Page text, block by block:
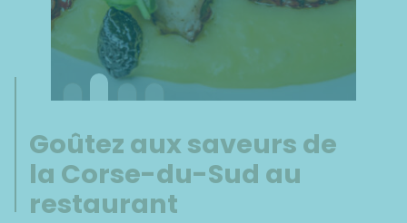
Goûtez aux saveurs de
la Corse-du-Sud au
restaurant